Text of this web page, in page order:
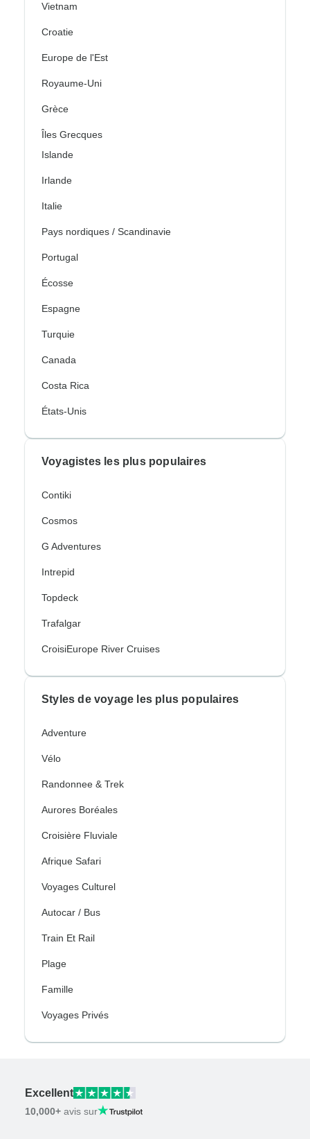
Vietnam
Croatie
Europe de l'Est
Royaume-Uni
Grèce
Îles Grecques
Islande
Irlande
Italie
Pays nordiques / Scandinavie
Portugal
Écosse
Espagne
Turquie
Canada
Costa Rica
États-Unis
Voyagistes les plus populaires
Contiki
Cosmos
G Adventures
Intrepid
Topdeck
Trafalgar
CroisiEurope River Cruises
Styles de voyage les plus populaires
Adventure
Vélo
Randonnee & Trek
Aurores Boréales
Croisière Fluviale
Afrique Safari
Voyages Culturel
Autocar / Bus
Train Et Rail
Plage
Famille
Voyages Privés
Excellent
10,000+ avis sur